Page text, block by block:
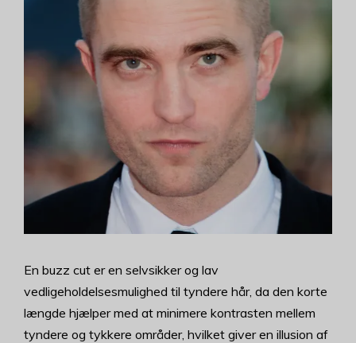
En buzz cut er en selvsikker og lav
vedligeholdelsesmulighed til tyndere hår, da den korte
længde hjælper med at minimere kontrasten mellem
tyndere og tykkere områder, hvilket giver en illusion af